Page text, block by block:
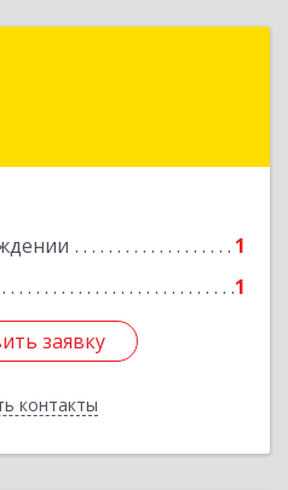
1
1
заявку
контакты
край, Новоалтайск г,
заявку